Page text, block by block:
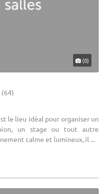
(0)
le lieu idéal pour organiser un
un stage ou tout autre
calme et lumineux, il ...